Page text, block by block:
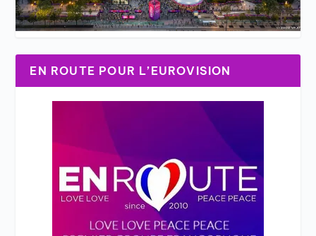
EN ROUTE POUR L’EUROVISION